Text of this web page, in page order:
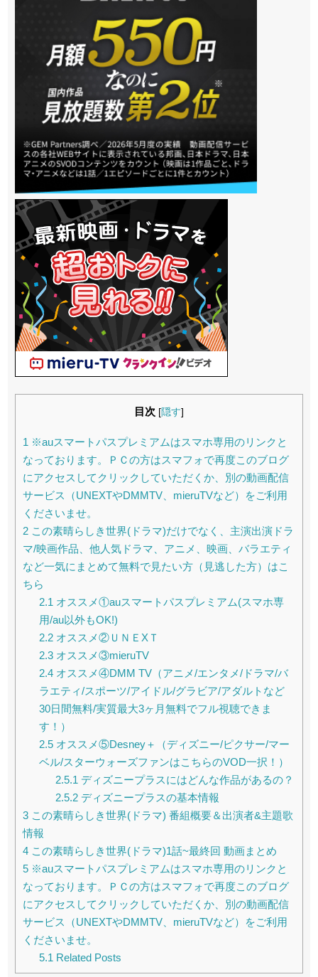
目次 [隠す]
1 ※auスマートパスプレミアムはスマホ専用のリンクと
なっております。ＰＣの方はスマフォで再度このブログ
にアクセスしてクリックしていただくか、別の動画配信
サービス（UNEXTやDMMTV、mieruTVなど）をご利用
くださいませ。
2 この素晴らしき世界(ドラマ)だけでなく、主演出演ドラ
マ/映画作品、他人気ドラマ、アニメ、映画、バラエティ
など一気にまとめて無料で見たい方（見逃した方）はこ
ちら
2.1 オススメ①auスマートパスプレミアム(スマホ専
用/au以外もOK!)
2.2オススメ②ＵＮＥXＴ
2.3オススメ③mieruTV
2.4オススメ④DMM TV（アニメ/エンタメ/ドラマ/バ
ラエティ/スポーツ/アイドル/グラビア/アダルトなど
30日間無料/実質最大3ヶ月無料でフル視聴できま
す！）
2.5オススメ⑤Desney＋（ディズニー/ピクサー/マー
ベル/スターウォーズファンはこちらのVOD一択！）
2.5.1 ディズニープラスにはどんな作品があるの？
2.5.2ディズニープラスの基本情報
3 この素晴らしき世界(ドラマ) 番組概要＆出演者&主題歌
情報
4 この素晴らしき世界(ドラマ)1話~最終回 動画まとめ
5 ※auスマートパスプレミアムはスマホ専用のリンクと
なっております。ＰＣの方はスマフォで再度このブログ
にアクセスしてクリックしていただくか、別の動画配信
サービス（UNEXTやDMMTV、mieruTVなど）をご利用
くださいませ。
5.1 Related Posts